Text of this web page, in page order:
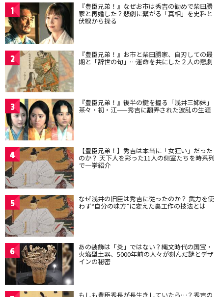
1 『豊臣兄弟！』なぜお市は秀吉の勧めで柴田勝
家と再婚した？悲劇に繋がる「真相」を史料と
伏線から探る
2 『豊臣兄弟！』お市と柴田勝家、自刃しての最
期と「辞世の句」…運命を共にした２人の悲劇
3 『豊臣兄弟！』後半の鍵を握る「浅井三姉妹」
茶々・初・江——秀吉に翻弄された波乱の生涯
4 【豊臣兄弟！】秀吉は本当に「女狂い」だった
のか？ 天下人を彩った11人の側室たちを時系列
で一挙紹介
5 なぜ浅井の旧臣は秀吉に従ったのか？ 武力を使
わず“自分の味方”に変えた裏工作の技法とは
6 あの装飾は「炎」ではない？縄文時代の国宝・
火焔型土器、5000年前の人々が刻んだ謎とデザ
インの秘密
もしも豊臣秀長が長生きしていたら…？秀吉の